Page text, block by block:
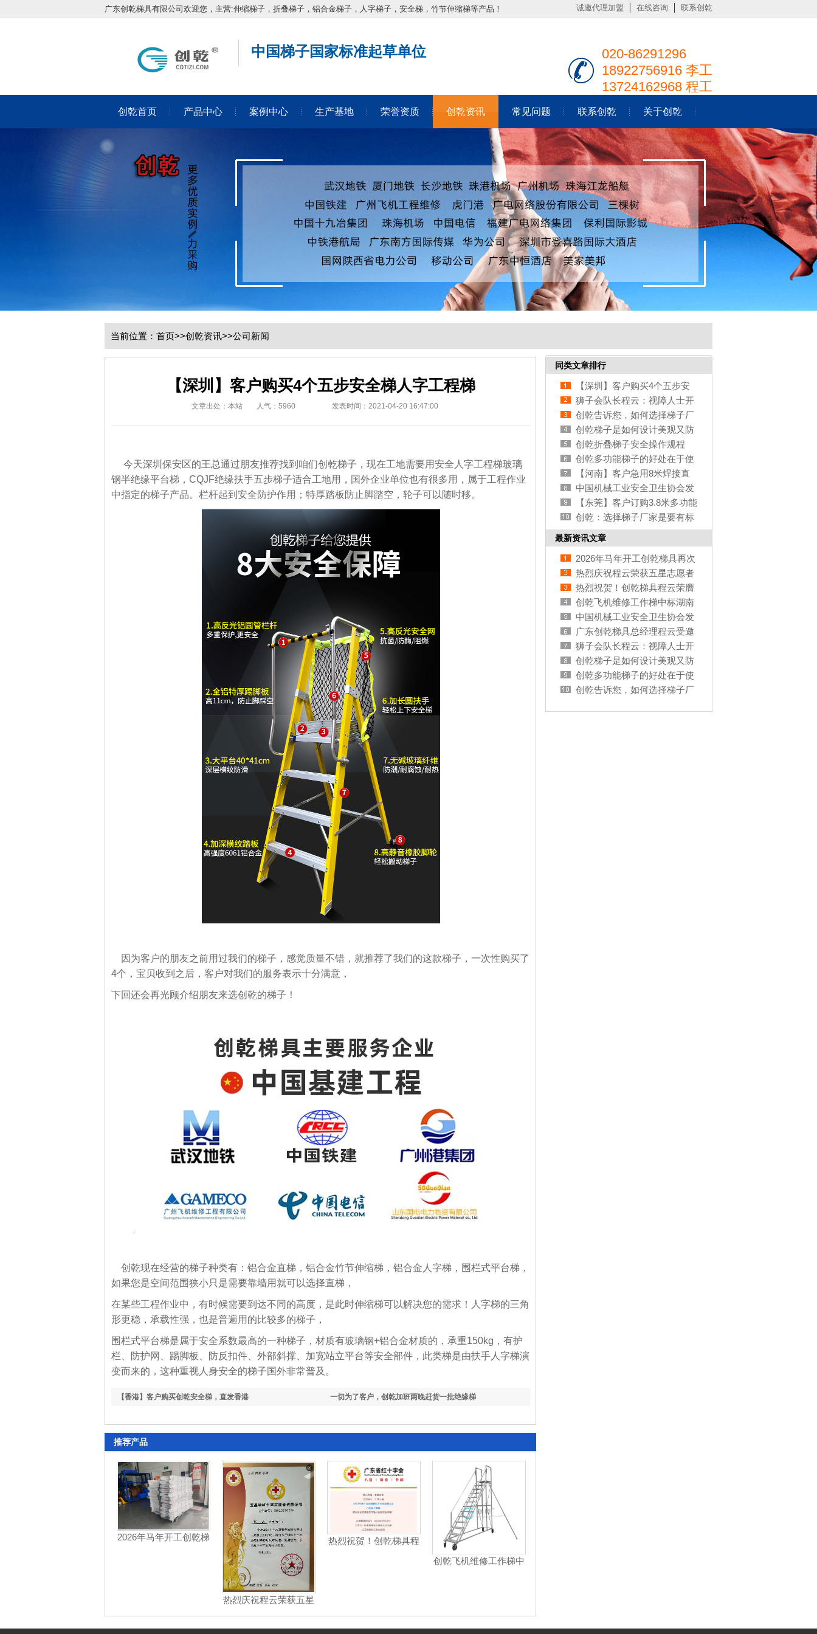
广东创乾梯具有限公司欢迎您，主营:伸缩梯子，折叠梯子，铝合金梯子，人字梯子，安全梯，竹节伸缩梯等产品！ 诚邀代理加盟 在线咨询 联系创乾
中国梯子国家标准起草单位
020-86291296
18922756916 李工
13724162968 程工
创乾首页 产品中心 案例中心 生产基地 荣誉资质 创乾资讯 常见问题 联系创乾 关于创乾
当前位置： 首页>>创乾资讯>>公司新闻
【深圳】客户购买4个五步安全梯人字工程梯
文章出处：本站 人气： 5960 发表时间：2021-04-20 16:47:00
今天深圳保安区的王总通过朋友推荐找到咱们创乾梯子，现在工地需要用安全人字工程梯玻璃
钢半绝缘平台梯，CQJF绝缘扶手五步梯子适合工地用， 国外企业单位也有很多用，属于工程作业
中指定的梯子产品。栏杆起到安全防护作用；特厚踏板防止脚踏空，轮子可以随时移。
因为客户的朋友之前用过我们的梯子，感觉质量不错，就推荐了我们的这款梯子，一次性购买了
4个，宝贝收到之后，客户对我们的服务表示十分满意，
下回还会再光顾介绍朋友来选创乾的梯子！
创乾现在经营的梯子种类有：铝合金直梯，铝合金竹节伸缩梯，铝合金人字梯，围栏式平台梯，
如果您是空间范围狭小只是需要靠墙用就可以选择直梯，
在某些工程作业中，有时候需要到达不同的高度，是此时伸缩梯可以解决您的需求！人字梯的三角
形更稳，承载性强，也是普遍用的比较多的梯子，
围栏式平台梯是属于安全系数最高的一种梯子，材质有玻璃钢+铝合金材质的，承重150kg，有护
栏、防护网、踢脚板、防反扣件、外部斜撑、加宽站立平台等安全部件，此类梯是由扶手人字梯演
变而来的，这种重视人身安全的梯子国外非常普及。
一切为了客户，创乾加班两晚赶货一批绝缘梯
【香港】客户购买创乾安全梯，直发香港
推荐产品
2026年马年开工创乾梯
热烈庆祝程云荣获五星
热烈祝贺！创乾梯具程
创乾飞机维修工作梯中
同类文章排行
【深圳】客户购买4个五步安
全梯人字工程梯
狮子会队长程云：视障人士开
启“烹饪之旅”
创乾告诉您，如何选择梯子厂
家才是最好的
创乾梯子是如何设计美观又防
腐蚀
创乾折叠梯子安全操作规程
创乾多功能梯子的好处在于使
用用途多
【河南】客户急用8米焊接直
梯，伸缩
中国机械工业安全卫生协会发
布三项梯子类团体标准
【东莞】客户订购3.8米多功能
伸缩梯，家庭使用
创乾：选择梯子厂家是要有标
准的
最新资讯文章
2026年马年开工创乾梯具再次
供货九元航空
热烈庆祝程云荣获五星志愿者
称号
热烈祝贺！创乾梯具程云荣膺
2025年度广东省五星级红十字
志愿者
创乾飞机维修工作梯中标湖南
机场集团
中国机械工业安全卫生协会发
布三项梯子类团体标准
广东创乾梯具总经理程云受邀
中国机械工业安全卫生协会登
高安全设备分会邀请参与2025
年应博会应急救援展
狮子会队长程云：视障人士开
启“烹饪之旅”
创乾梯子是如何设计美观又防
腐蚀
创乾多功能梯子的好处在于使
用用途多
创乾告诉您，如何选择梯子厂